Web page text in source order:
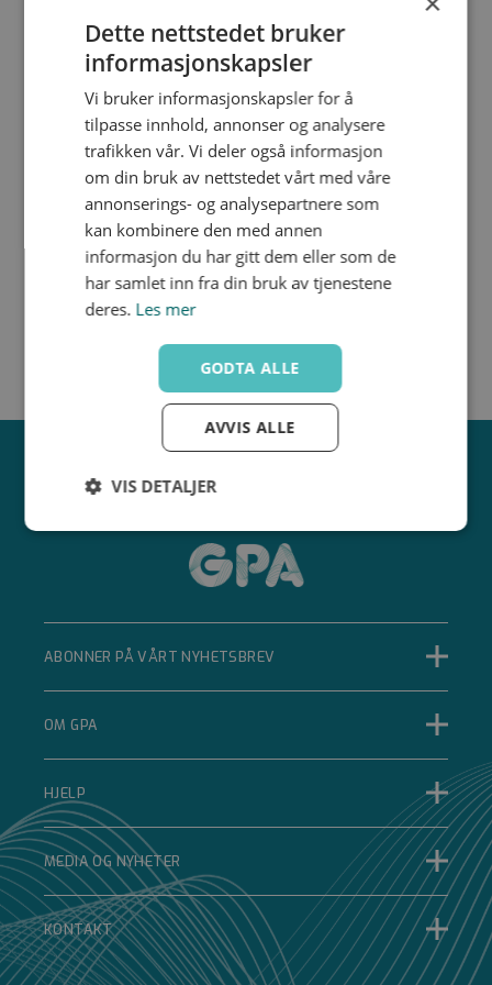
Spraybeholderen og plastflasken anvendes
sammen med aftørringsservietterne, først og
fremmest ved svejsning af store rørdimensioner.
PVDF, Griffon
DREIN DUK 100-S
1386418
Renseserviett
for PE, PP og
100/Boks
ABONNER PÅ VÅRT NYHETSBREV
OM GPA
HJELP
MEDIA OG NYHETER
KONTAKT
Dette nettstedet bruker
informasjonskapsler
Vi bruker informasjonskapsler for å
tilpasse innhold, annonser og analysere
trafikken vår. Vi deler også informasjon
om din bruk av nettstedet vårt med våre
annonserings- og analysepartnere som
kan kombinere den med annen
informasjon du har gitt dem eller som de
har samlet inn fra din bruk av tjenestene
deres. Les mer
GODTA ALLE
AVVIS ALLE
VIS DETALJER
Strengt
Ytelse Målretting
Strengt nødvendige informasjonskapsler tillater
kjernefunksjoner på nettstedet, som
brukerinnlogging og kontoadministrasjon.
Nettstedet kan ikke brukes riktig uten strengt
nødvendige informasjonskapsler.
Navn
Forsørger
Utløpsdato Beskrivelse